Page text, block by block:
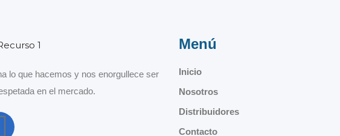
lo que hacemos y nos enorgullece ser
en el mercado.
Menú
Inicio
Nosotros
Distribuidores
Contacto